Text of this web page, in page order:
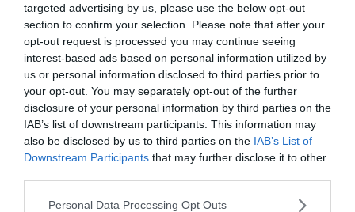
targeted advertising by us, please use the below opt-out
section to confirm your selection. Please note that after your
opt-out request is processed you may continue seeing
interest-based ads based on personal information utilized by
us or personal information disclosed to third parties prior to
your opt-out. You may separately opt-out of the further
disclosure of your personal information by third parties on the
IAB’s list of downstream participants. This information may
also be disclosed by us to third parties on the IAB’s List of
Downstream Participants that may further disclose it to other
Personal Data Processing Opt Outs
Adok egy kis időt gondolkozni mielőtt elárulom a megoldást!
M
E
G
O
L